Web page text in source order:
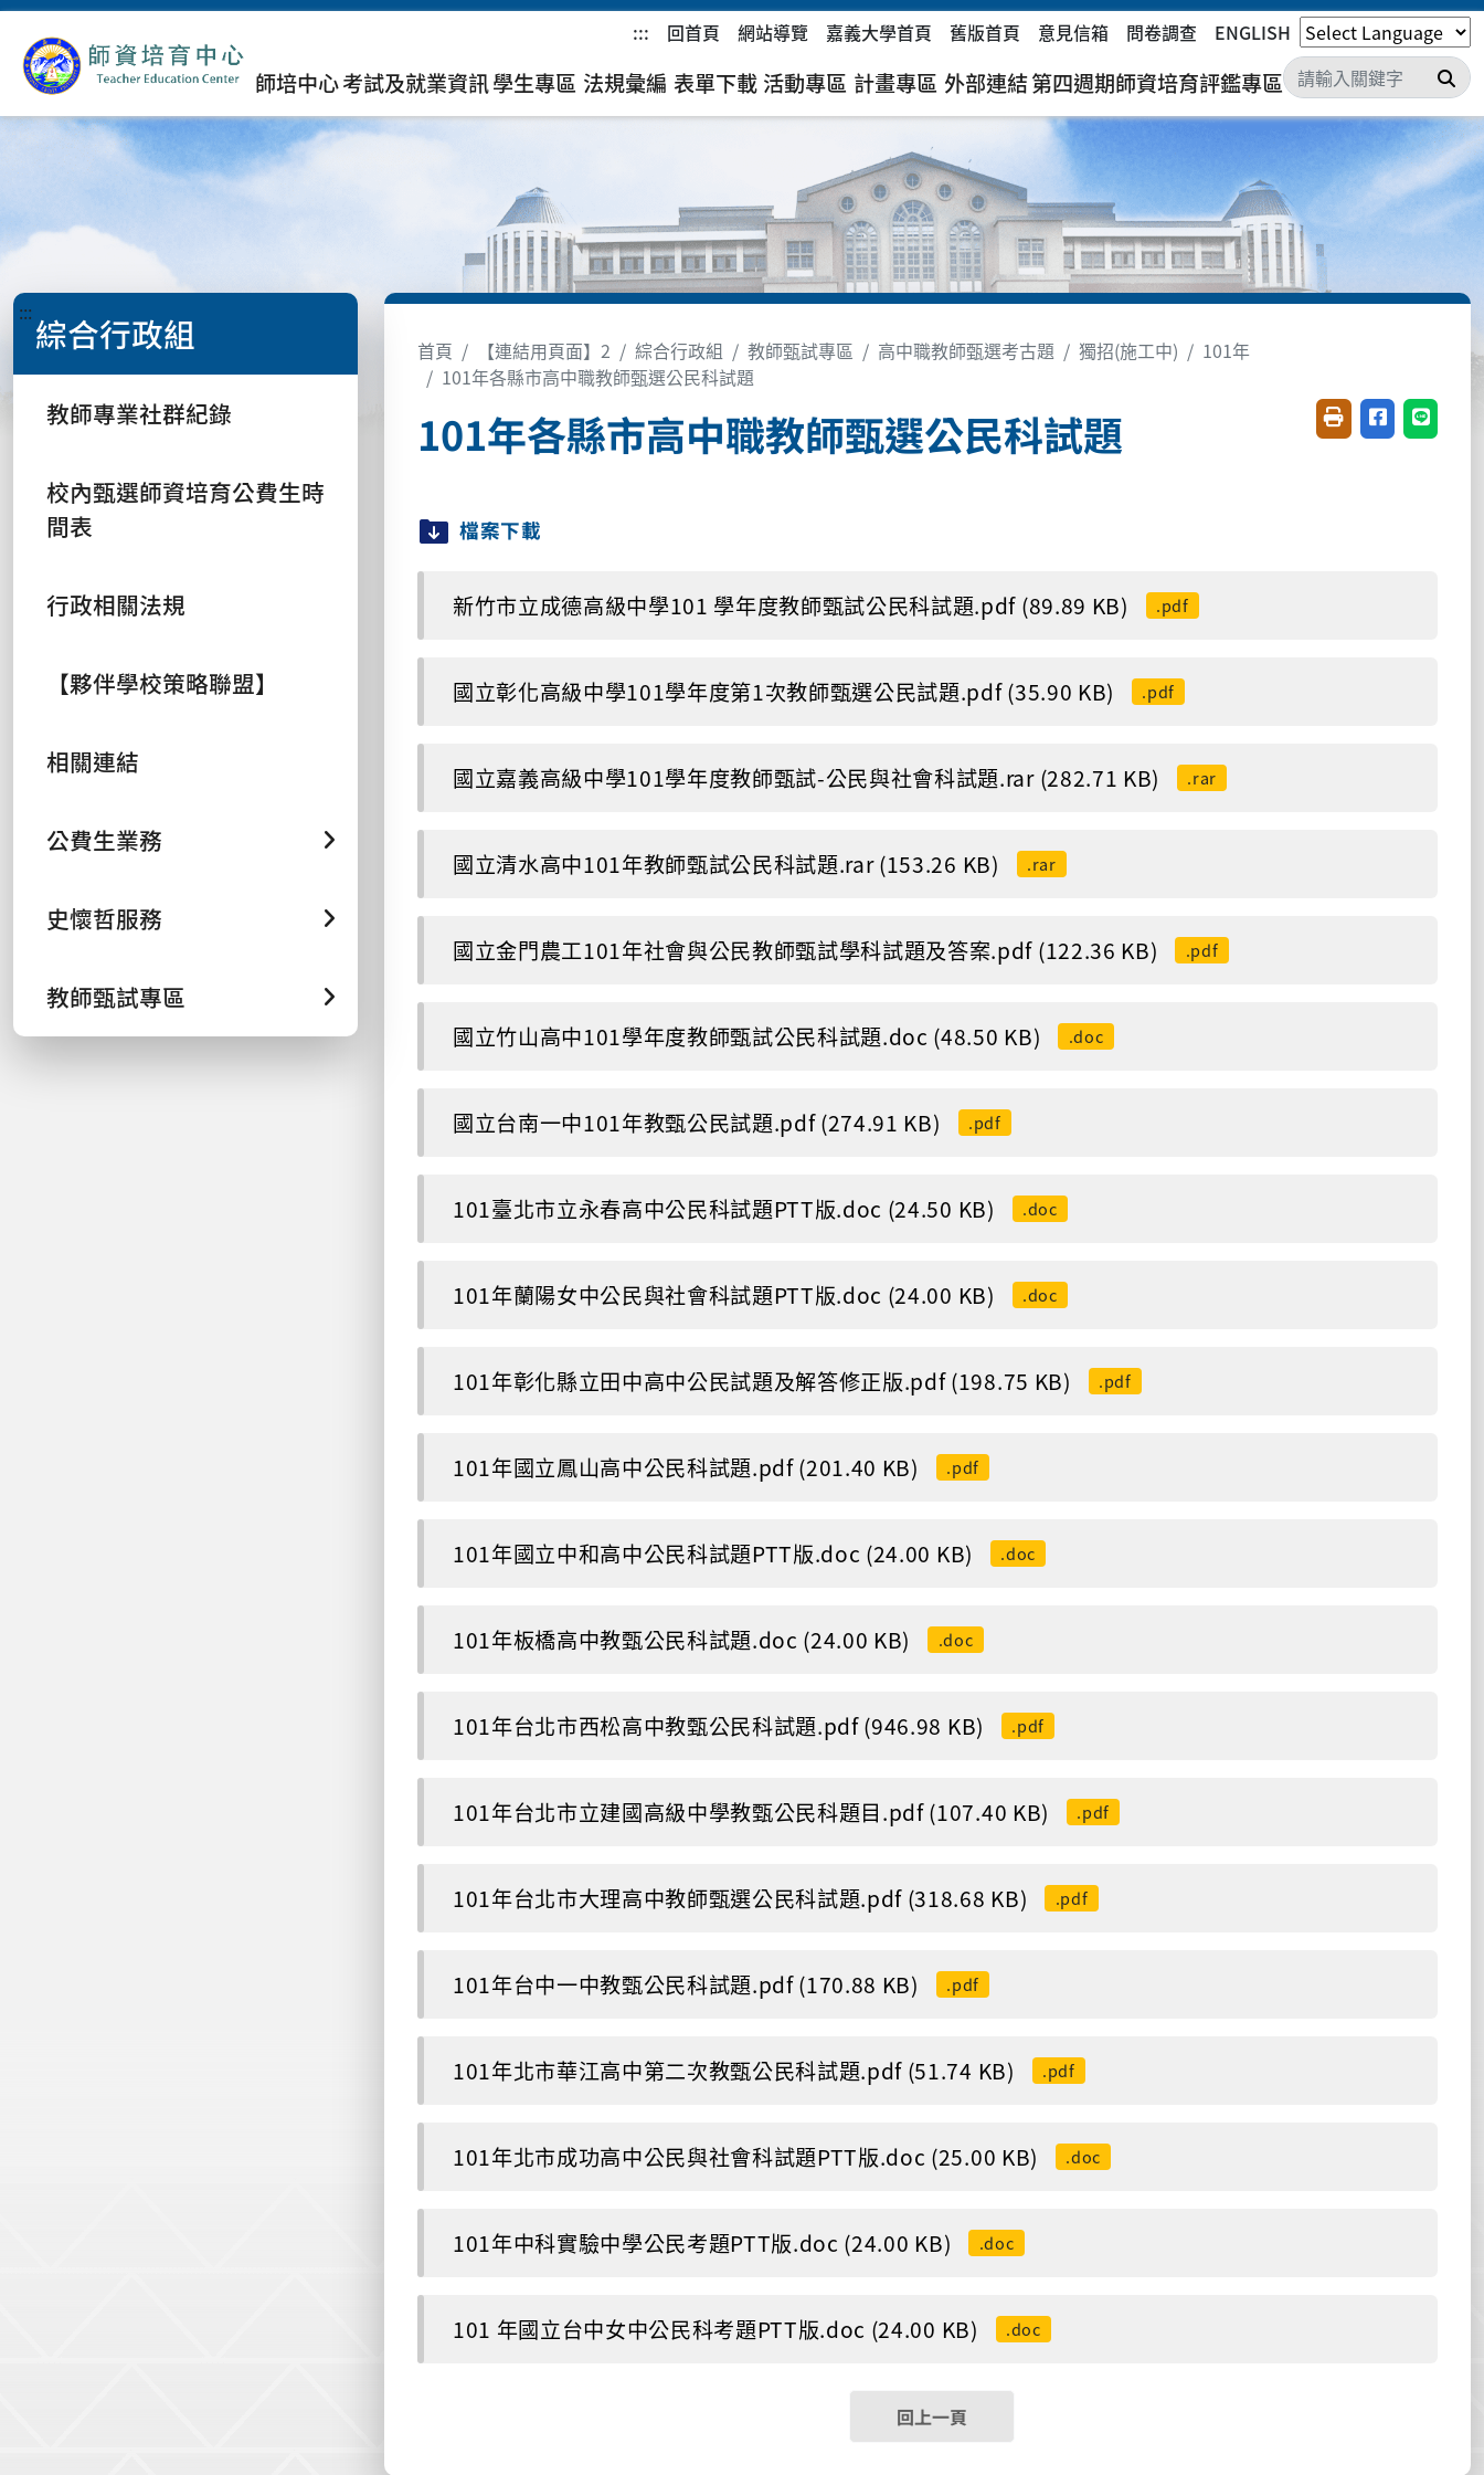
::: 回首頁 網站導覽 嘉義大學首頁 舊版首頁 意見信箱 問卷調查 ENGLISH
師培中心考試及就業資訊學生專區 法規彙編 表單下載 活動專區 計畫專區 外部連結第四週期師資培育評鑑專區 搜
::: 綜合行政組
教師專業社群紀錄
校內甄選師資培育公費生時
間表
行政相關法規
【夥伴學校策略聯盟】
相關連結
公費生業務
史懷哲服務
教師甄試專區
首頁 【連結用頁面】2 綜合行政組 教師甄試專區 高中職教師甄選考古題 獨招(施工中)
101年
101年各縣市高中職教師甄選公民科試題
101年各縣市高中職教師甄選公民科試題 友善列印(開新視窗)
分享至臉書(
分享至
檔案下載
新竹市立成德高級中學101 學年度教師甄試公民科試題.pdf (89.89 KB) .pdf
國立彰化高級中學101學年度第1次教師甄選公民試題.pdf (35.90 KB) .pdf
國立嘉義高級中學101學年度教師甄試-公民與社會科試題.rar (282.71 KB) .rar
國立清水高中101年教師甄試公民科試題.rar (153.26 KB) .rar
國立金門農工101年社會與公民教師甄試學科試題及答案.pdf (122.36 KB) .pdf
國立竹山高中101學年度教師甄試公民科試題.doc (48.50 KB) .doc
國立台南一中101年教甄公民試題.pdf (274.91 KB) .pdf
101臺北市立永春高中公民科試題PTT版.doc (24.50 KB) .doc
101年蘭陽女中公民與社會科試題PTT版.doc (24.00 KB) .doc
101年彰化縣立田中高中公民試題及解答修正版.pdf (198.75 KB) .pdf
101年國立鳳山高中公民科試題.pdf (201.40 KB) .pdf
101年國立中和高中公民科試題PTT版.doc (24.00 KB) .doc
101年板橋高中教甄公民科試題.doc (24.00 KB) .doc
101年台北市西松高中教甄公民科試題.pdf (946.98 KB) .pdf
101年台北市立建國高級中學教甄公民科題目.pdf (107.40 KB) .pdf
101年台北市大理高中教師甄選公民科試題.pdf (318.68 KB) .pdf
101年台中一中教甄公民科試題.pdf (170.88 KB) .pdf
101年北市華江高中第二次教甄公民科試題.pdf (51.74 KB) .pdf
101年北市成功高中公民與社會科試題PTT版.doc (25.00 KB) .doc
101年中科實驗中學公民考題PTT版.doc (24.00 KB) .doc
101 年國立台中女中公民科考題PTT版.doc (24.00 KB) .doc
回上一頁